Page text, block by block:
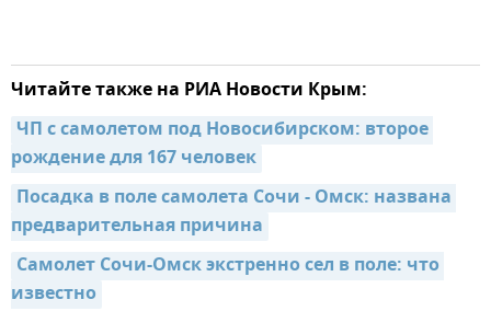
Читайте также на РИА Новости Крым:
ЧП с самолетом под Новосибирском: второе
рождение для 167 человек
Посадка в поле самолета Сочи - Омск: названа
предварительная причина
Самолет Сочи-Омск экстренно сел в поле: что
известно